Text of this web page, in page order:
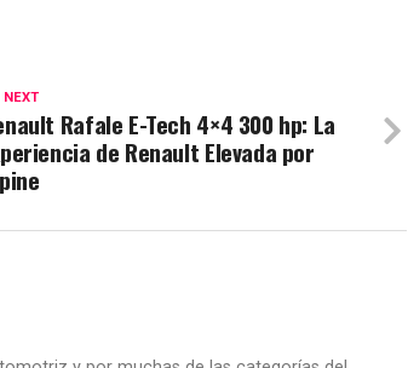
NEXT
Rafale E-Tech 4×4 300 hp: La
de Renault Elevada por